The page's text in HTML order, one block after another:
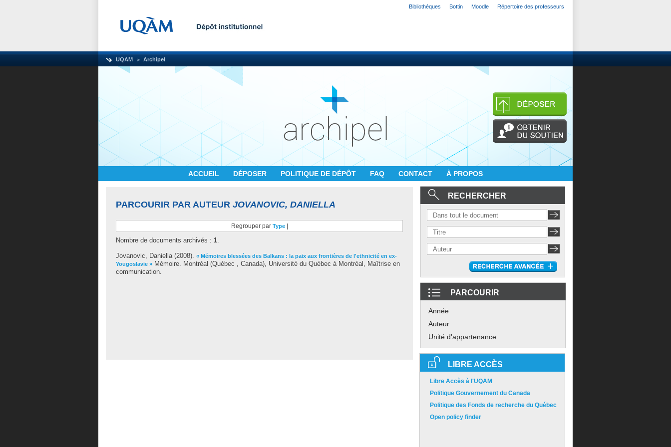
Bibliothèques Bottin Moodle Répertoire des professeurs
UQAM Archipel
ACCUEIL DÉPOSER POLITIQUE DE DÉPÔT FAQ CONTACT À PROPOS
PARCOURIR PAR AUTEUR JOVANOVIC, DANIELLA
Regrouper par Type
Nombre de documents archivés : 1.
Jovanovic, Daniella(2008). « Mémoires blessées des Balkans : la paix aux frontières de l'ethnicité en ex-
Yougoslavie » Mémoire. Montréal (Québec , Canada), Université du Québec à Montréal, Maîtrise en
communication.
RECHERCHER
PARCOURIR
Année
Auteur
Unité d'appartenance
LIBRE ACCÈS
Libre Accès à l'UQAM
Politique Gouvernement du Canada
Politique des Fonds de recherche du Québec
Open policy finder